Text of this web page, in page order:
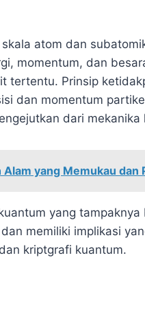
atom dan
momentum, dan
tertentu. Prinsip
dan momentum
dari mekanika
yang Memukau dan
yang
memiliki implikasi
kriptgrafi kuantum.